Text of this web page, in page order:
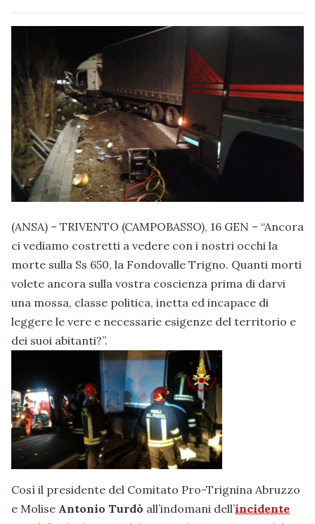
(ANSA) – TRIVENTO (CAMPOBASSO), 16 GEN – “Ancora
ci vediamo costretti a vedere con i nostri occhi la
morte sulla Ss 650, la Fondovalle Trigno. Quanti morti
volete ancora sulla vostra coscienza prima di darvi
una mossa, classe politica, inetta ed incapace di
leggere le vere e necessarie esigenze del territorio e
dei suoi abitanti?”.
Così il presidente del Comitato Pro-Trignina Abruzzo
e Molise Antonio Turdò all’indomani dell’incidente